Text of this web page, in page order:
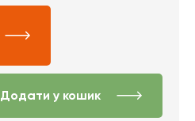
Додати у кошик